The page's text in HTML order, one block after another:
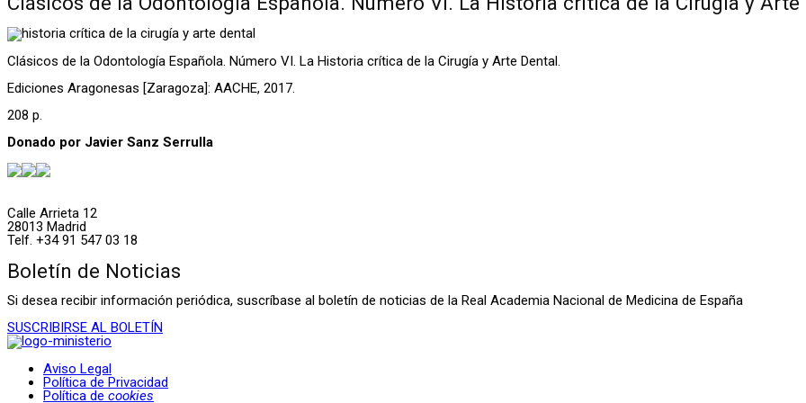
Clásicos de la Odontología Española. Número VI. La Historia crítica de la Cirugía y Arte Dental.
Ediciones Aragonesas [Zaragoza]: AACHE, 2017.
208 p.
Donado por Javier Sanz Serrulla
Calle Arrieta 12
28013 Madrid
Telf. +34 91 547 03 18
Boletín de Noticias
Si desea recibir información periódica, suscríbase al boletín de noticias de la Real Academia Nacional de Medicina de España
SUSCRIBIRSE AL BOLETÍN
Aviso Legal
Política de Privacidad
Política de cookies